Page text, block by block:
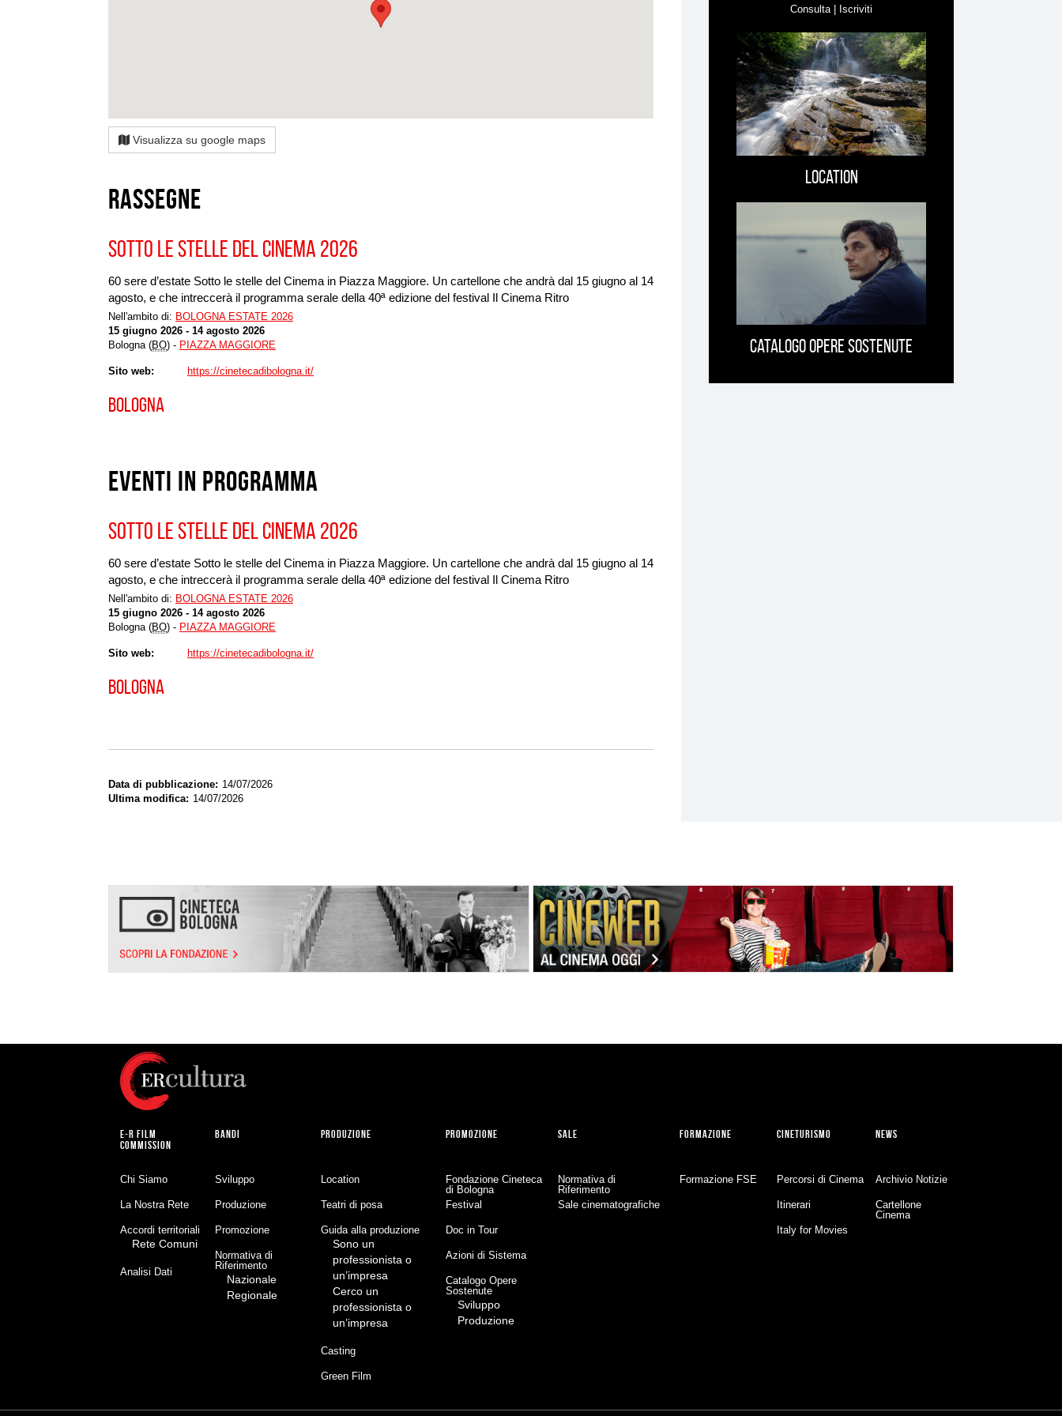
Visualizza su google maps
Rassegne
SOTTO LE STELLE DEL CINEMA 2026
60 sere d’estate Sotto le stelle del Cinema in Piazza Maggiore. Un cartellone che andrà dal 15 giugno al 14
agosto, e che intreccerà il programma serale della 40ª edizione del festival Il Cinema Ritro
Nell'ambito di: BOLOGNA ESTATE 2026
15 giugno 2026 - 14 agosto 2026
Bologna (BO) - PIAZZA MAGGIORE
Sito web https://cinetecadibologna.it/
BOLOGNA
Eventi in programma
SOTTO LE STELLE DEL CINEMA 2026
60 sere d’estate Sotto le stelle del Cinema in Piazza Maggiore. Un cartellone che andrà dal 15 giugno al 14
agosto, e che intreccerà il programma serale della 40ª edizione del festival Il Cinema Ritro
Nell'ambito di: BOLOGNA ESTATE 2026
15 giugno 2026 - 14 agosto 2026
Bologna (BO) - PIAZZA MAGGIORE
Sito web https://cinetecadibologna.it/
BOLOGNA
Data di pubblicazione
14/07/2026
Ultima modifica
14/07/2026
Consulta | Iscriviti
Location
Catalogo opere sostenute
E-R FILM
COMMISSION
Chi Siamo
La Nostra Rete
Accordi territoriali
Rete Comuni
Analisi Dati
BANDI
Sviluppo
Produzione
Promozione
Normativa di
Riferimento
Nazionale
Regionale
PRODUZIONE
Location
Teatri di posa
Guida alla produzione
Sono un
professionista o
un’impresa
Cerco un
professionista o
un’impresa
Casting
Green Film
PROMOZIONE
Fondazione Cineteca
di Bologna
Festival
Doc in Tour
Azioni di Sistema
Catalogo Opere
Sostenute
Sviluppo
Produzione
SALE
Normativa di
Riferimento
Sale cinematografiche
FORMAZIONE
Formazione FSE
CINETURISMO
Percorsi di Cinema
Itinerari
Italy for Movies
NEWS
Archivio Notizie
Cartellone
Cinema